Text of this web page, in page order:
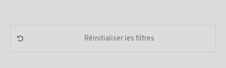
Réinitialiser les filtres